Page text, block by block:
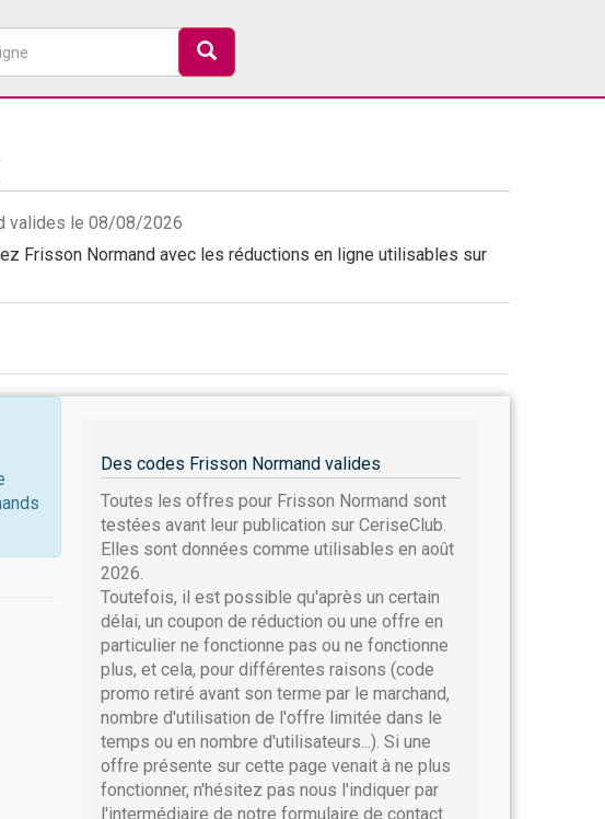
valides le 08/08/2026
Frisson Normand avec les réductions en ligne utilisables sur
Des codes Frisson Normand valides
Toutes les offres pour Frisson Normand sont
testées avant leur publication sur CeriseClub.
Elles sont données comme utilisables en août
2026.
Toutefois, il est possible qu'après un certain
délai, un coupon de réduction ou une offre en
particulier ne fonctionne pas ou ne fonctionne
plus, et cela, pour différentes raisons (code
promo retiré avant son terme par le marchand,
nombre d'utilisation de l'offre limitée dans le
temps ou en nombre d'utilisateurs...). Si une
offre présente sur cette page venait à ne plus
fonctionner, n'hésitez pas nous l'indiquer par
l'intermédiaire de notre formulaire de contact.